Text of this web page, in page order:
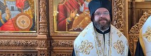
Καθεδρικός Ναός Αγίου Γεωργίου
Στοκχόλμης Κυριακή, 21 Ιουνίου 2026
Θεοφιλέστατε Άγιε Ελαίας κ.